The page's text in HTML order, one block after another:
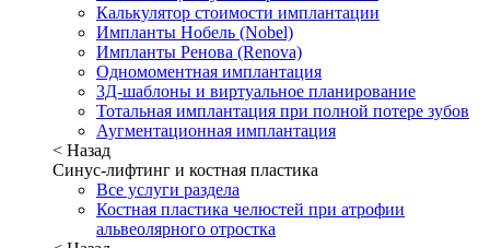
Калькулятор стоимости имплантации
Импланты Нобель (Nobel)
Импланты Ренова (Renova)
Одномоментная имплантация
3Д-шаблоны и виртуальное планирование
Тотальная имплантация при полной потере зубов
Аугментационная имплантация
< Назад
Синус-лифтинг и костная пластика
Все услуги раздела
Костная пластика челюстей при атрофии
альвеолярного отростка